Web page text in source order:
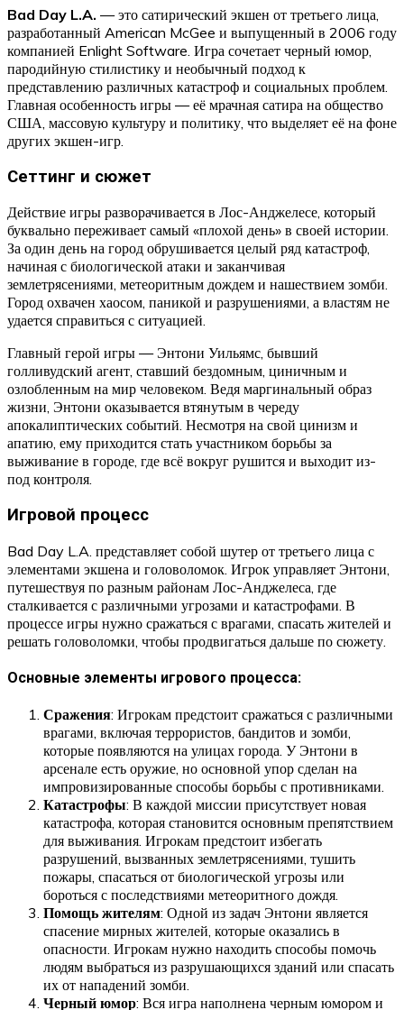
Bad Day L.A. — это сатирический экшен от третьего лица,
разработанный American McGee и выпущенный в 2006 году
компанией Enlight Software. Игра сочетает черный юмор,
пародийную стилистику и необычный подход к
представлению различных катастроф и социальных проблем.
Главная особенность игры — её мрачная сатира на общество
США, массовую культуру и политику, что выделяет её на фоне
других экшен-игр.
Сеттинг и сюжет
Действие игры разворачивается в Лос-Анджелесе, который
буквально переживает самый «плохой день» в своей истории.
За один день на город обрушивается целый ряд катастроф,
начиная с биологической атаки и заканчивая
землетрясениями, метеоритным дождем и нашествием зомби.
Город охвачен хаосом, паникой и разрушениями, а властям не
удается справиться с ситуацией.
Главный герой игры — Энтони Уильямс, бывший
голливудский агент, ставший бездомным, циничным и
озлобленным на мир человеком. Ведя маргинальный образ
жизни, Энтони оказывается втянутым в череду
апокалиптических событий. Несмотря на свой цинизм и
апатию, ему приходится стать участником борьбы за
выживание в городе, где всё вокруг рушится и выходит из-
под контроля.
Игровой процесс
Bad Day L.A. представляет собой шутер от третьего лица с
элементами экшена и головоломок. Игрок управляет Энтони,
путешествуя по разным районам Лос-Анджелеса, где
сталкивается с различными угрозами и катастрофами. В
процессе игры нужно сражаться с врагами, спасать жителей и
решать головоломки, чтобы продвигаться дальше по сюжету.
Основные элементы игрового процесса:
Сражения: Игрокам предстоит сражаться с различными
врагами, включая террористов, бандитов и зомби,
которые появляются на улицах города. У Энтони в
арсенале есть оружие, но основной упор сделан на
импровизированные способы борьбы с противниками.
Катастрофы: В каждой миссии присутствует новая
катастрофа, которая становится основным препятствием
для выживания. Игрокам предстоит избегать
разрушений, вызванных землетрясениями, тушить
пожары, спасаться от биологической угрозы или
бороться с последствиями метеоритного дождя.
Помощь жителям: Одной из задач Энтони является
спасение мирных жителей, которые оказались в
опасности. Игрокам нужно находить способы помочь
людям выбраться из разрушающихся зданий или спасать
их от нападений зомби.
Черный юмор: Вся игра наполнена черным юмором и